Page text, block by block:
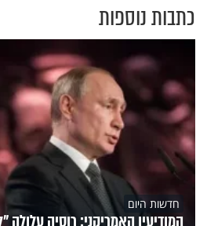
כתבות נוספות
חדשות היום